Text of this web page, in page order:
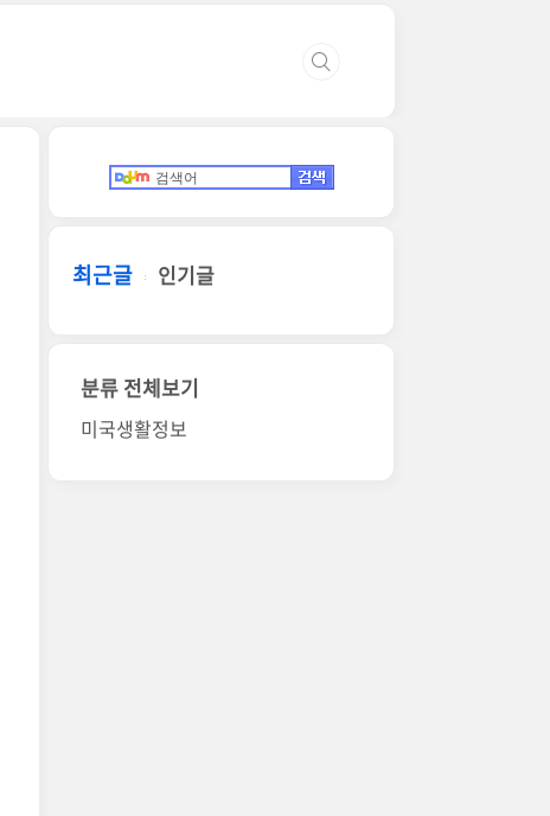
최근글 인기글
분류 전체보기
미국생활정보